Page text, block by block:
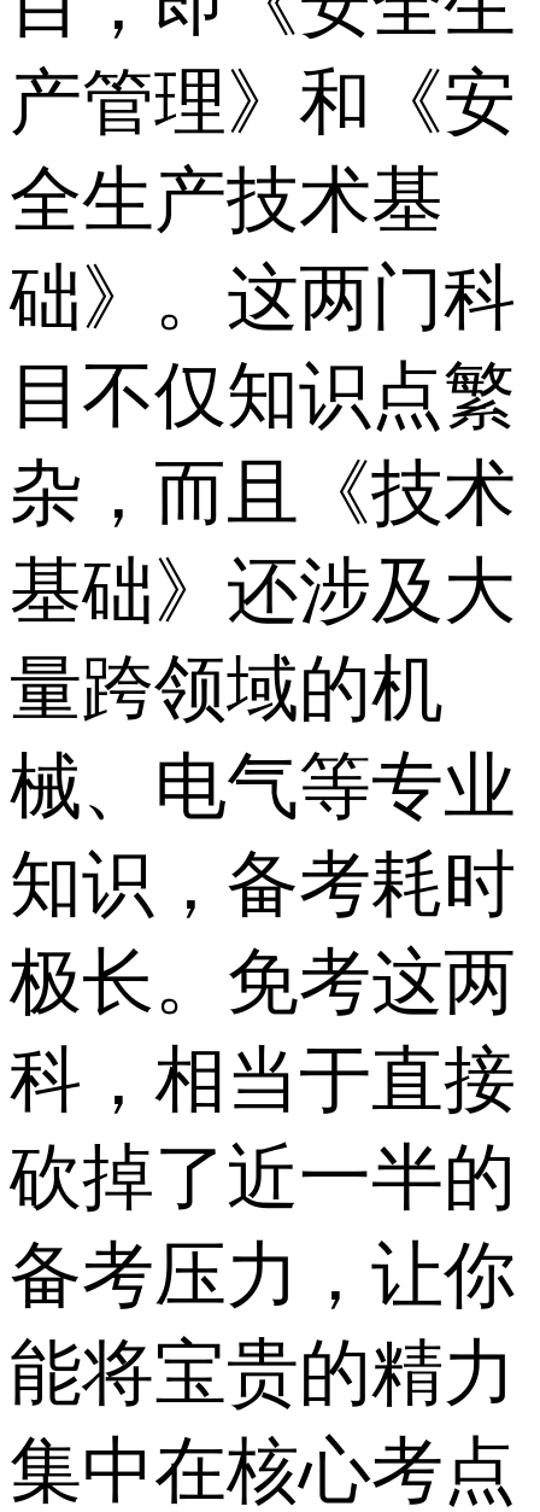
产管理》和《安
全生产技术基
础》。这两门科
目不仅知识点繁
杂，而且《技术
基础》还涉及大
量跨领域的机
械、电气等专业
知识，备考耗时
极长。免考这两
科，相当于直接
砍掉了近一半的
备考压力，让你
能将宝贵的精力
集中在核心考点